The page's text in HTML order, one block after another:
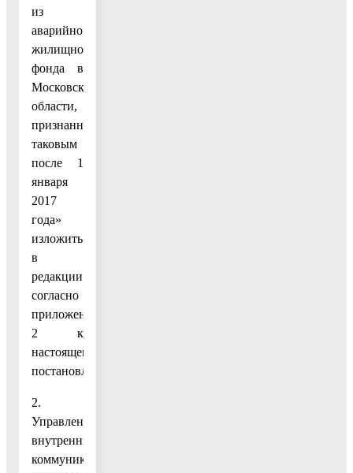
из
аварийного
жилищного
фонда в
Московской
области,
признанного
таковым
после 1
января
2017
года»
изложить
в
редакции
согласно
приложению
2 к
настоящему
постановлению.
2.
Управлению
внутренних
коммуникаций